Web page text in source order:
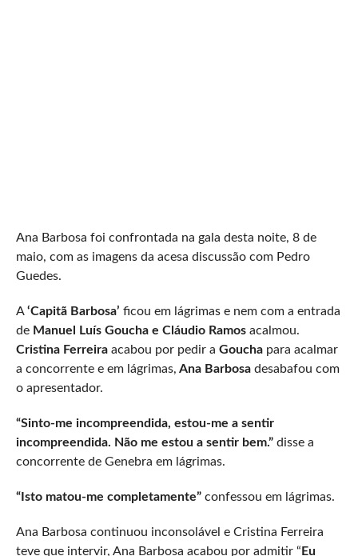
Ana Barbosa foi confrontada na gala desta noite, 8 de
maio, com as imagens da acesa discussão com Pedro
Guedes.
A‘Capitã Barbosa’ ficou em lágrimas e nem com a entrada
de Manuel Luís Goucha e Cláudio Ramos acalmou.
Cristina Ferreiraacabou por pedir a Gouchapara acalmar
a concorrente e em lágrimas, Ana Barbosadesabafou com
o apresentador.
“Sinto-me incompreendida, estou-me a sentir
incompreendida. Não me estou a sentir bem.” disse a
concorrente de Genebra em lágrimas.
“Isto matou-me completamente”confessou em lágrimas.
Ana Barbosa continuou inconsolável e Cristina Ferreira
teve que intervir, Ana Barbosa acabou por admitir “ Eu